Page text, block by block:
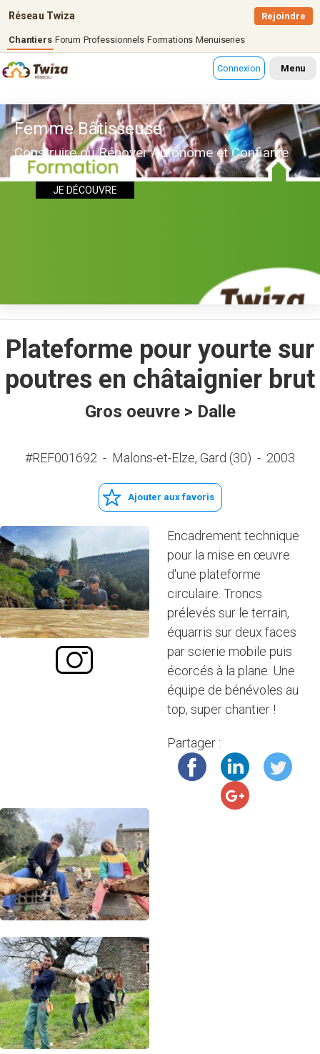
Réseau Twiza
Chantiers Forum Professionnels Formations Menuiseries
Rejoindre
Connexion Menu
Femme Bâtisseuse
Construire ou Rénover Autonome et Confiante
JE DÉCOUVRE
Plateforme pour yourte sur
poutres en châtaignier brut
Gros oeuvre > Dalle
#REF001692 - Malons-et-Elze, Gard (30) - 2003
Ajouter aux favoris
Encadrement technique
pour la mise en œuvre
d'une plateforme
circulaire. Troncs
prélevés sur le terrain,
équarris sur deux faces
par scierie mobile puis
écorcés à la plane. Une
équipe de bénévoles au
top, super chantier !
Partager :